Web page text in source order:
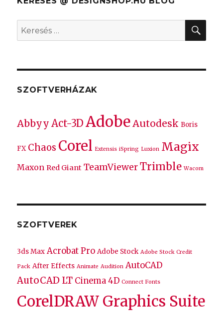
Keresés
a
kifejezésre:
SZOFTVERHÁZAK
Abbyy Act-3D AdobeAutodesk Boris
FX Chaos Corel Extensis iSpring Luxion Magix
Maxon Red Giant TeamViewer Trimble Wacom
SZOFTVEREK
3ds Max Acrobat Pro Adobe Stock Adobe Stock Credit
Pack After Effects Animate Audition AutoCAD
AutoCAD LT Cinema 4D Connect Fonts
CorelDRAW Graphics Suite